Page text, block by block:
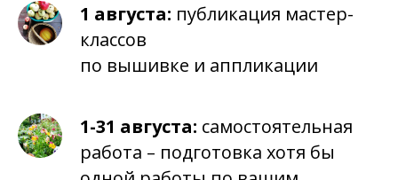
1 августа: публикация мастер-
классов
по вышивке и аппликации
1-31 августа: самостоятельная
работа – подготовка хотя бы